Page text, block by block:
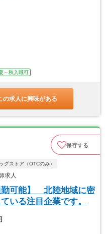
～秋入職可
の求人に興味がある
保存する
グストア（OTCのみ）
求人
勤可能】 北陸地域に密
いる注目企業です。